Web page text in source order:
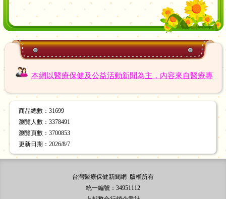
本網以醫療保健及公益活動新聞為主，內容來自醫療專
站開辦『團購服務』時~您可享有網站登錄價格，再打9
商品總數 ：31699
瀏覽人數 ：3378491
瀏覽頁數 ：3700853
更新日期 ：2026/8/7
台灣醫療保健新聞網 版權所有
統一編號：34951112